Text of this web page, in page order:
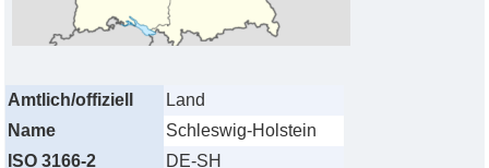
Amtlich/offiziell
Land
Name
Schleswig-Holstein
ISO 3166-2
DE-SH